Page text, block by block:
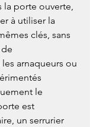
la porte ouverte,
à utiliser la
clés, sans
arnaqueurs ou
le
est
un serrurier